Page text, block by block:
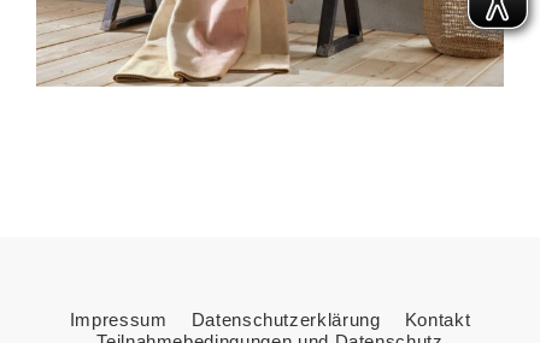
Impressum Datenschutzerklärung
Kontakt